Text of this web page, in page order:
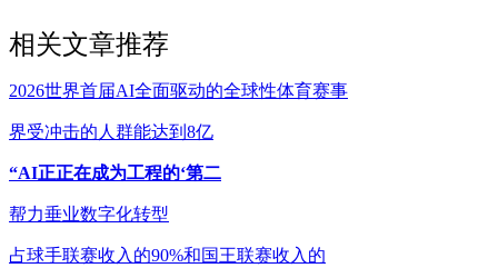
相关文章推荐
2026世界首届AI全面驱动的全球性体育赛事
界受冲击的人群能达到8亿
“AI正正在成为工程的‘第二
帮力垂业数字化转型
占球手联赛收入的90%和国王联赛收入的